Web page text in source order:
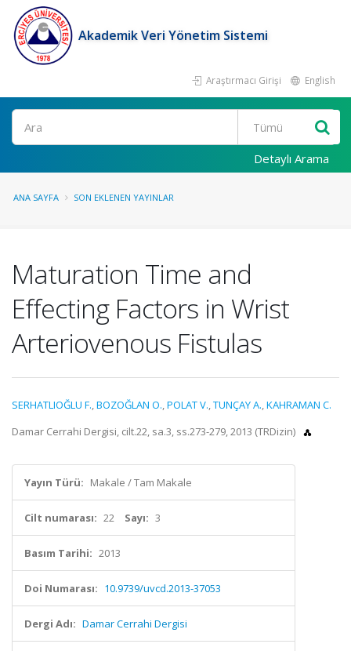
Akademik Veri Yönetim Sistemi
Araştırmacı Girişi English
Ara
Detaylı Arama
ANA SAYFA SON EKLENEN YAYINLAR
Maturation Time and
Effecting Factors in Wrist
Arteriovenous Fistulas
SERHATLIOĞLU F.,BOZOĞLAN O.,POLAT V.,TUNÇAY A.,KAHRAMAN C.
Damar Cerrahi Dergisi, cilt.22, sa.3, ss.273-279, 2013 (TRDizin)
Yayın Türü: Makale / Tam Makale
Cilt numarası: 22 Sayı: 3
Basım Tarihi: 2013
Doi Numarası: 10.9739/uvcd.2013-37053
Dergi Adı: Damar Cerrahi Dergisi